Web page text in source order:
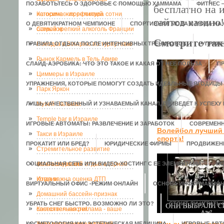
ПОЗАБОТЬТЕСЬ О ЗДОРОВЬЕ С ПОМОЩЬЮ ХАММАМА ФИТНЕС
О ДЕВЯТИКРАТНОМ ЧЕМПИОНЕ СПОРТИВНАЯ МОДА И МОДА НА
ПРАВИЛА ОТДЫХА ПОСЛЕ ИНТЕНСИВНЫХ ТРЕНИРОВОК
СЛАЙД-АЭРОБИКА: ЧТО ЭТО ТАКОЕ И КАКАЯ ОТ НЕЕ ПОЛЬЗА
УПРАЖНЕНИЯ, КОТОРЫЕ ПОМОГУТ СОЗДАТЬ ИДЕАЛЬНЫЕ ЯГОДИЦЫ
ЛИШЬ КАЧЕСТВЕННЫЙ И УЗНАВАЕМЫЙ КАНАЛ, ПРИВЕДЕТ К УСПЕХУ
ИГРОВЫЕ АВТОМАТЫ: РАЗВЛЕЧЕНИЕ И ЗАРАБОТОК
ПРОКАТИТ ИЛИ БРЕД? ЮРИДИЧЕСКИЕ ФИРМЫ
СОЦИАЛЬНАЯ СЕТЬ ИЛИ ВИДЕО-ХОСТИНГ С ЕЕ ЭЛЕМЕНТАМИ
ВИРТУАЛЬНЫЙ ОФИС -РЕЖИМ ОНЛАЙН ОСНОВА
УБРАТЬ СНЕГ БЫСТРО. ВОЗМОЖНО ЛИ ЭТО? СТОИТ ЛИ ИГРАТЬ
исторических реликвий
Кагосима – префектура сотни
островов
Самый крепкий алкоголь Франции
Поездка в Венгрию по турпутевке
Рынок Кармель в Тель Авиве
Циммеры в Израиле
Парк Яркон
Музей Пальмах
Temple bar в Израиле
Такси в Израиле
Стремительное развитие
кальянокурения
Фантастический отдых в горной
Италии
Когда важна оценка ДТП
Домашний бассейн-признак
состоятельности!
Качественная реклама - ваше
бесплатно на
сайтов казино!
Смотрите
Волейбол лучший
спорта!